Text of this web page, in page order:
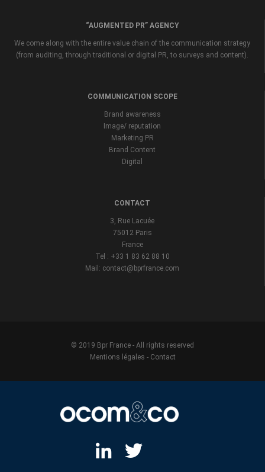
“AUGMENTED PR” AGENCY
We come along with the entire value chain of the communication strategy
(from auditing, through traditional or digital PR, to surveys and content).
COMMUNICATION SCOPE
Brand awareness
Image/ reputation
Marketing PR
Brand Content
Digital
CONTACT
3, Rue Lacuée
75012 Paris
France
Tel : +33 1 83 62 88 10
Mail: contact@bprfrance.com
© 2019 Bpr France - All rights reserved
Mentions légales - Contact